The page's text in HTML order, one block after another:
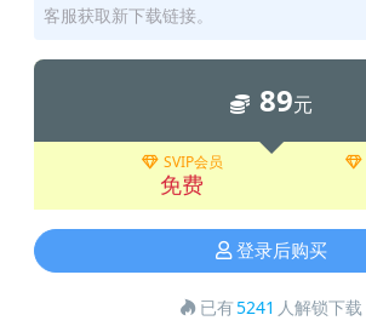
客服获取新下载链接。
89元
SVIP会员
免费
登录后购买
已有5241 人解锁下载